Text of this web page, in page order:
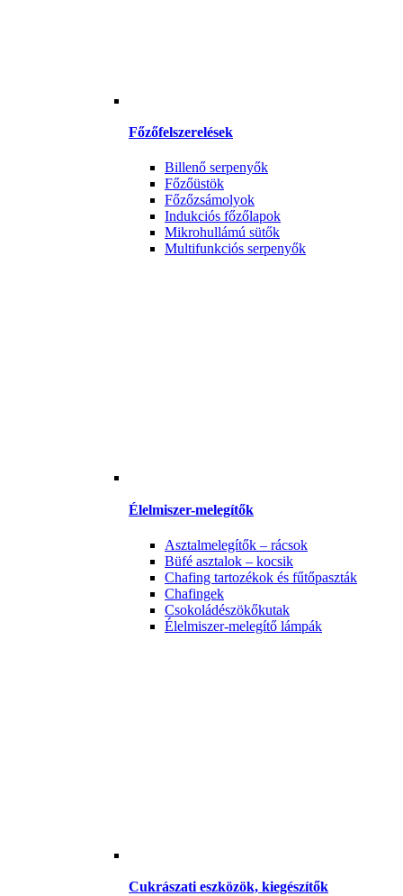
Főzőfelszerelések
Billenő serpenyők
Főzőüstök
Főzőzsámolyok
Indukciós főzőlapok
Mikrohullámú sütők
Multifunkciós serpenyők
Élelmiszer-melegítők
Asztalmelegítők – rácsok
Büfé asztalok – kocsik
Chafing tartozékok és fűtőpaszták
Chafingek
Csokoládészökőkutak
Élelmiszer-melegítő lámpák
Cukrászati eszközök, kiegészítők